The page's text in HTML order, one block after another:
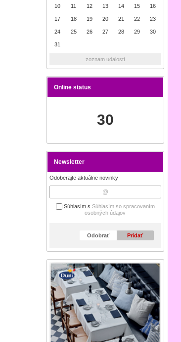
10 11 12 13 14 15 16
17 18 19 20 21 22 23
24 25 26 27 28 29 30
31
zoznam udalostí
Online status
30
Newsletter
Odoberajte aktuálne novinky
Súhlasím s Súhlasím so spracovaním
osobných údajov
Odobrať Pridať